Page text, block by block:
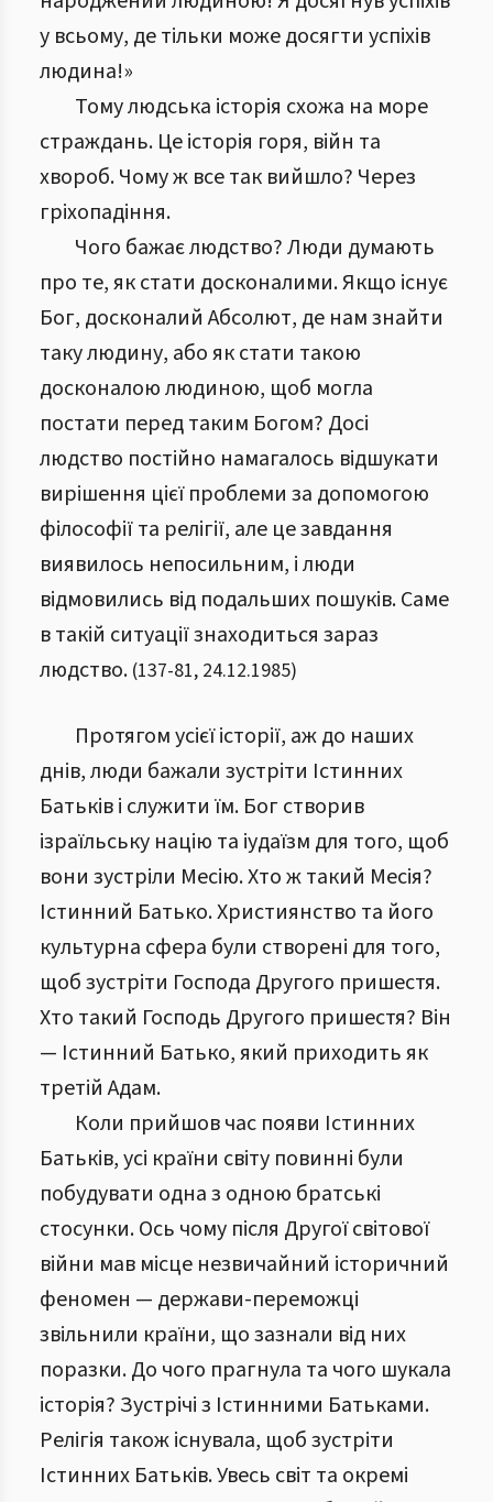
у всьому, де тільки може досягти успіхів
людина!»
Тому людська історія схожа на море
страждань. Це історія горя, війн та
хвороб. Чому ж все так вийшло? Через
гріхопадіння.
Чого бажає людство? Люди думають
про те, як стати досконалими. Якщо існує
Бог, досконалий Абсолют, де нам знайти
таку людину, або як стати такою
досконалою людиною, щоб могла
постати перед таким Богом? Досі
людство постійно намагалось відшукати
вирішення цієї проблеми за допомогою
філософії та релігії, але це завдання
виявилось непосильним, і люди
відмовились від подальших пошуків. Саме
в такій ситуації знаходиться зараз
людство. (137-81, 24.12.1985)
Протягом усієї історії, аж до наших
днів, люди бажали зустріти Істинних
Батьків і служити їм. Бог створив
ізраїльську націю та іудаїзм для того, щоб
вони зустріли Месію. Хто ж такий Месія?
Істинний Батько. Християнство та його
культурна сфера були створені для того,
щоб зустріти Господа Другого пришестя.
Хто такий Господь Другого пришестя? Він
— Істинний Батько, який приходить як
третій Адам.
Коли прийшов час появи Істинних
Батьків, усі країни світу повинні були
побудувати одна з одною братські
стосунки. Ось чому після Другої світової
війни мав місце незвичайний історичний
феномен — держави-переможці
звільнили країни, що зазнали від них
поразки. До чого прагнула та чого шукала
історія? Зустрічі з Істинними Батьками.
Релігія також існувала, щоб зустріти
Істинних Батьків. Увесь світ та окремі